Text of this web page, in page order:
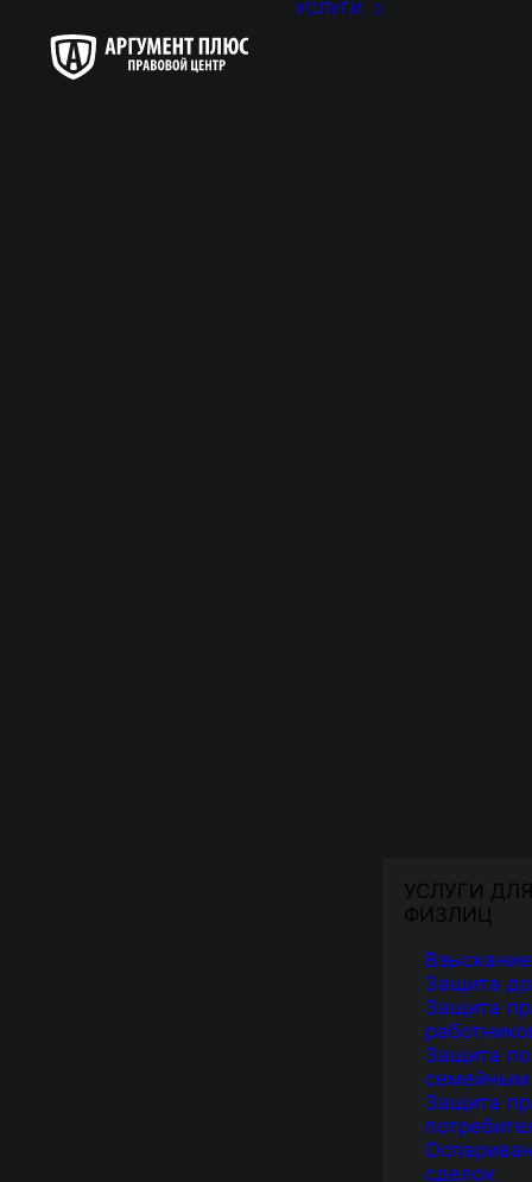
УСЛУГИ
УСЛУГИ ДЛЯ
ФИЗЛИЦ
Защита
Защита
Защита по
Защита
сделок